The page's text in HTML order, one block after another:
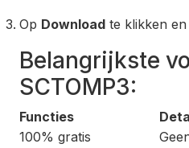
Op Downloadte klikken en
Belangrijkste
SCTOMP3:
Functies
100% gratis